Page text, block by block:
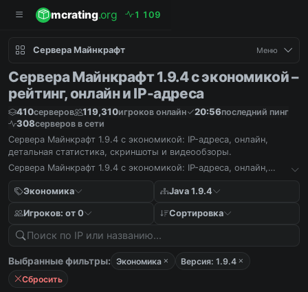
mcrating.org 1 109
Сервера Майнкрафт Меню
Сервера Майнкрафт 1.9.4 с экономикой –
рейтинг, онлайн и IP-адреса
410серверов 119,310игроков онлайн 20:56последний пинг
308серверов в сети
Сервера Майнкрафт 1.9.4 с экономикой: IP-адреса, онлайн,
детальная статистика, скриншоты и видеообзоры.
Сервера Майнкрафт 1.9.4 с экономикой: IP-адреса, онлайн,
Экономика
Java 1.9.4
Игроков: от 0 Сортировка
Выбранные фильтры: Экономика
Версия: 1.9.4
Сбросить